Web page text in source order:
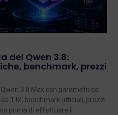
del Qwen 3.8:
benchmark, prezzi
3.8 Max con parametri da
1 M, benchmark ufficiali, prezzi
prima di effettuare il